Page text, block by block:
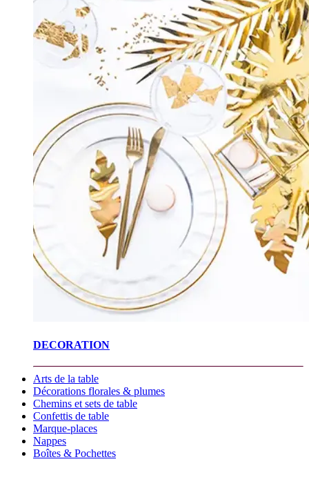
DECORATION
Arts de la table
Décorations florales & plumes
Chemins et sets de table
Confettis de table
Marque-places
Nappes
Boîtes & Pochettes